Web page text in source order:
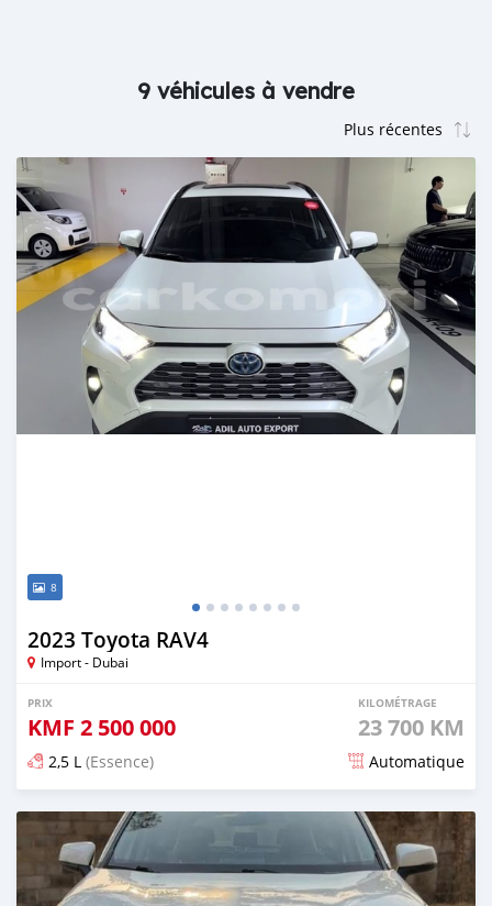
9 véhicules à vendre
8
2023 Toyota RAV4
Import - Dubai
PRIX
KMF 2 500 000
KILOMÉTRAGE
23 700 KM
2,5 L (Essence) Automatique
Publié il y a 10 jours